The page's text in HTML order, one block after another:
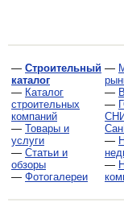
— Строительный
каталог
— Каталог
строительных
компаний
— Товары и
услуги
— Статьи и
обзоры
— Фотогалереи
—
—
—
—
—